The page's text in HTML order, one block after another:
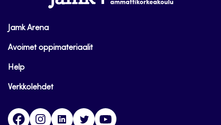
Jamk Arena
Avoimet oppimateriaalit
Help
Verkkolehdet
FacebookInstagramLinkedinTwitter